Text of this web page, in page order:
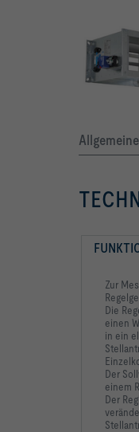
Zur
Die
einen
in ein
Der
einem
Der